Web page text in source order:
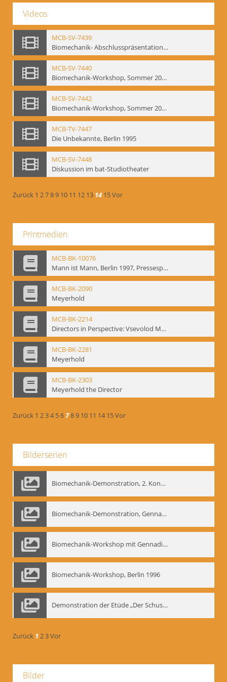
Videos
MCB-SV-7439
Biomechanik- Abschlusspräsentation des Workshops Sommer 2001
MCB-SV-7440
Biomechanik-Workshop, Sommer 2002
MCB-SV-7442
Biomechanik-Workshop, Sommer 2003
MCB-TV-7447
Die Unbekannte, Berlin 1995
MCB-SV-7448
Diskussion im bat-Studiotheater
Zurück 1 2789 10 11 12 13 14 15Vor
Printmedien
MCB-BK-10076
Mann ist Mann, Berlin 1997, Pressespiegel - interne Signatur: BM-prt-262-24
MCB-BK-2090
Meyerhold
MCB-BK-2214
Directors in Perspective: Vsevolod Meyerhold - interne Signatur BM-prt-6
MCB-BK-2281
Meyerhold
MCB-BK-2303
Meyerhold the Director
Zurück 1 234 56789 10 11 14 15Vor
Bilderserien
Biomechanik-Demonstration, 2. Kongress der EMF, Mai 1995
Biomechanik-Demonstration, Gennadij Bogdanow im Berliner Ensemble, 04.10.1991
Biomechanik-Workshop mit Gennadij Nikolajewitsch Bogdanow im Mime Centrum Berlin, 1991
Biomechanik-Workshop, Berlin 1996
Demonstration der Etüde „Der Schuss mit dem Bogen“ durch Gennadij Nikolajewitsch Bogdanow, Berlin 1991
Zurück 123Vor
Bilder